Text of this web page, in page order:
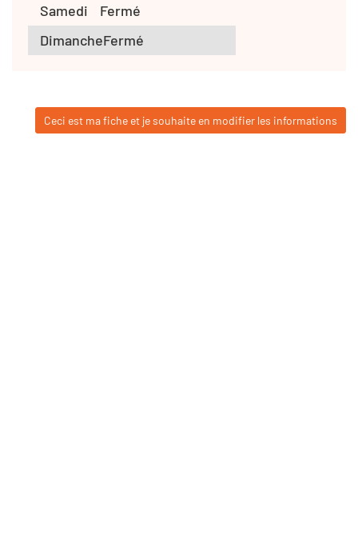
Samedi
Fermé
DimancheFermé
Ceci est ma fiche et je souhaite en modifier les informations